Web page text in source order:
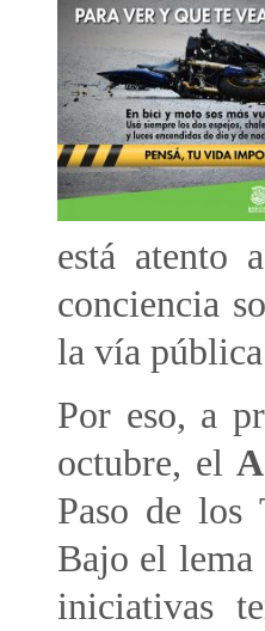
está atento
conciencia
la vía
Por eso, a
octubre, el
Paso de los
Bajo el lema
iniciativas